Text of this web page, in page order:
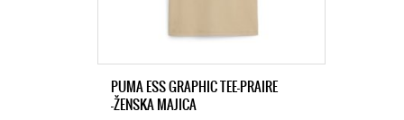
PUMA ESS GRAPHIC TEE-PRAIRE
-ŽENSKA MAJICA